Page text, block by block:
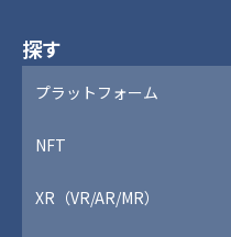
探す
プラットフォーム
NFT
XR（VR/AR/MR）